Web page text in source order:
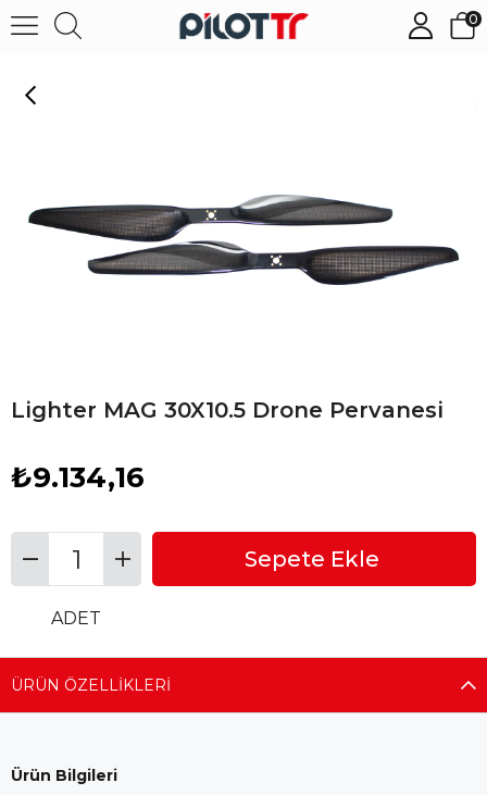
0
Lighter MAG 30X10.5 Drone Pervanesi
Lighter MAG 30X10.5 Drone Pervanesi
₺9.134,16
ADET
ÜRÜN ÖZELLIKLERI
Ürün Bilgileri